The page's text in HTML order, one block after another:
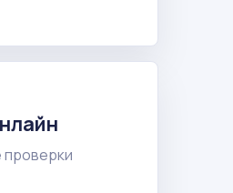
проверки